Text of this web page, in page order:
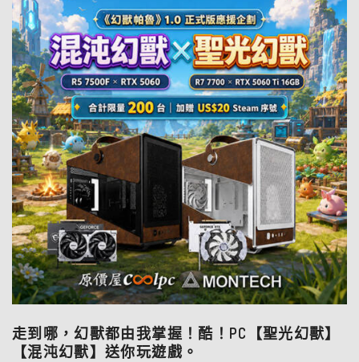
走到哪，幻獸都由我掌握！酷！PC【聖光幻獸】
【混沌幻獸】送你玩遊戲。